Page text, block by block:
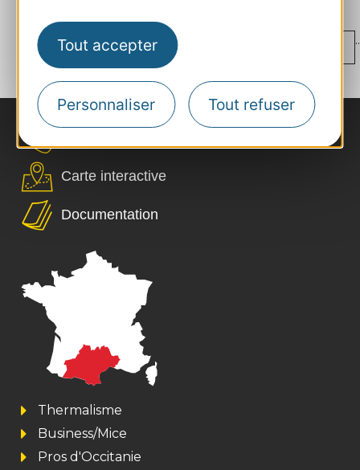
Tout accepter
Personnaliser Tout refuser
1 ... 13
32 ... 65 ›
Carte interactive
Documentation
Thermalisme
Business/Mice
Pros d'Occitanie